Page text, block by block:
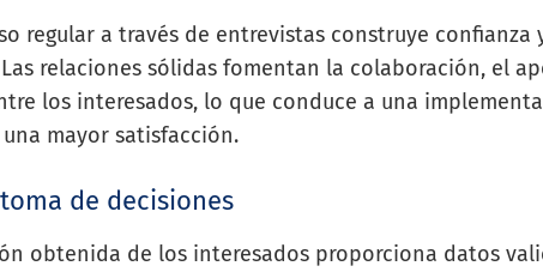
regular a través de entrevistas construye confianza
relaciones sólidas fomentan la colaboración, el
los interesados, lo que conduce a una
mayor satisfacción.
de decisiones
obtenida de los interesados proporciona datos